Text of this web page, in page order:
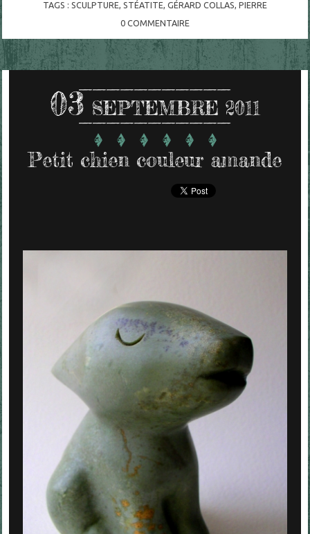
TAGS : SCULPTURE STÉATITE GÉRARD COLLAS PIERRE
0 COMMENTAIRE
03 SEPTEMBRE 2011
Petit chien couleur amande